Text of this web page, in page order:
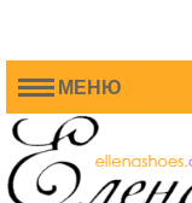
МЕНЮ